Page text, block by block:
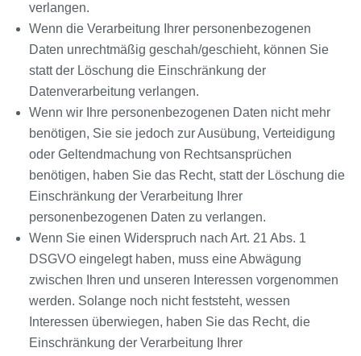
verlangen.
Wenn die Verarbeitung Ihrer personenbezogenen
Daten unrechtmäßig geschah/geschieht, können Sie
statt der Löschung die Einschränkung der
Datenverarbeitung verlangen.
Wenn wir Ihre personenbezogenen Daten nicht mehr
benötigen, Sie sie jedoch zur Ausübung, Verteidigung
oder Geltendmachung von Rechtsansprüchen
benötigen, haben Sie das Recht, statt der Löschung die
Einschränkung der Verarbeitung Ihrer
personenbezogenen Daten zu verlangen.
Wenn Sie einen Widerspruch nach Art. 21 Abs. 1
DSGVO eingelegt haben, muss eine Abwägung
zwischen Ihren und unseren Interessen vorgenommen
werden. Solange noch nicht feststeht, wessen
Interessen überwiegen, haben Sie das Recht, die
Einschränkung der Verarbeitung Ihrer